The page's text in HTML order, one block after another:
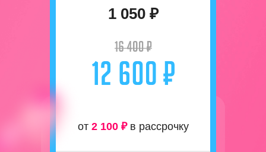
от 2 100 ₽в рассрочку
1 050 ₽